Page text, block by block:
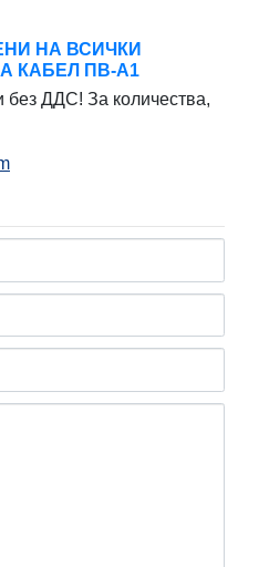
НА ВСИЧКИ
КАБЕЛ ПВ-А1
без ДДС! За количества,